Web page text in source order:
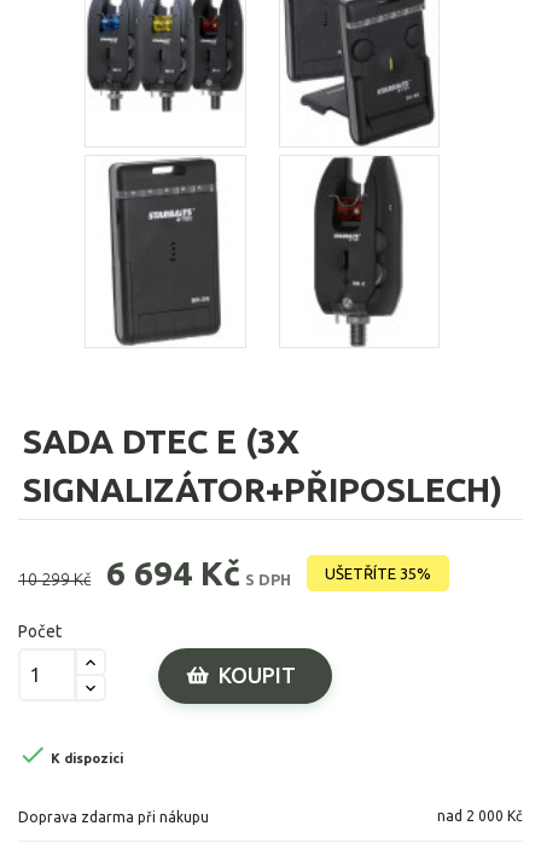
SADA DTEC E (3X
SIGNALIZÁTOR+PŘIPOSLECH)
10 299 Kč 6 694 Kč S DPH UŠETŘÍTE 35%
Počet
KOUPIT
 K dispozici
Doprava zdarma při nákupu nad 2 000 Kč